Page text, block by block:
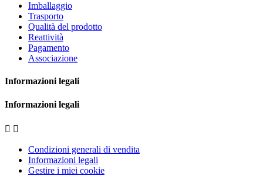
Imballaggio
Trasporto
Qualità del prodotto
Reattività
Pagamento
Associazione
Informazioni legali
Informazioni legali
 
Condizioni generali di vendita
Informazioni legali
Gestire i miei cookie